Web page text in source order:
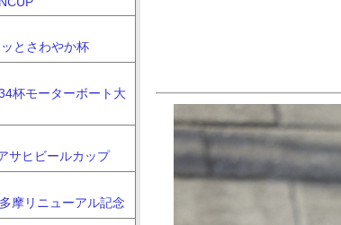
とさわやか杯
杯モーターボート大
サヒビールカップ
摩リニューアル記念